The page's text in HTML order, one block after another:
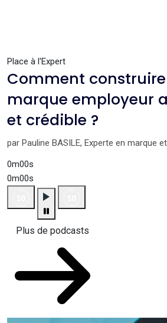
Place à l'Expert
Comment
marque employeur
et crédible ?
par Pauline BASILE, Experte en marque
0m00s
0m00s
Plus de podcasts